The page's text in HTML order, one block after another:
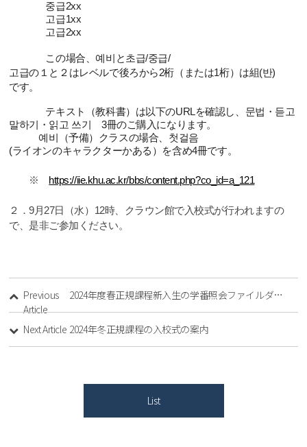
중급2xx
고급1xx
고급2xx
この場合、예비 と초급/중급/
고급の１と２はレベルで後ろから2桁（または1桁）は組(반)
です。
テキスト（教科書）は以下のURLを確認し、 문법 ・ 듣고
말하기
・ 읽고 쓰기 3冊のご購入になります。
예비
（予備）クラスの場合、 첫걸음
(ライオンのキャラクターかある）を含め4冊です。
※ https://iie.khu.ac.kr/bbs/content.php?co_id=a_121
２．9月27日（水） 12時、クラウン館で入校式が行われますの
で、是非ご参加ください。
Previous
Article
2024年度春正規課程新入生の学番照会ファイルダウンロード
Next Article 2024年冬正規課程の入校式の案内
List